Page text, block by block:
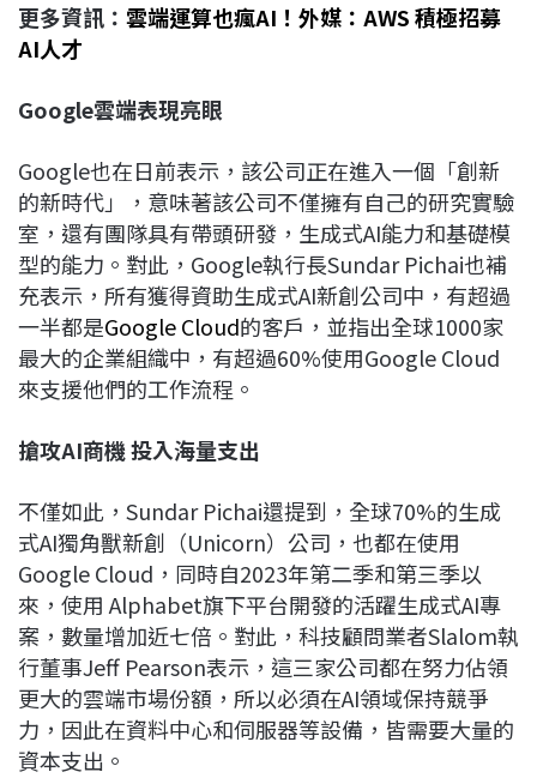
更多資訊： 雲端運算也瘋AI！外媒：AWS 積極招募
AI人才
Google雲端表現亮眼
Google也在日前表示，該公司正在進入一個「創新
的新時代」，意味著該公司不僅擁有自己的研究實驗
室，還有團隊具有帶頭研發，生成式AI能力和基礎模
型的能力。對此，Google執行長Sundar Pichai也補
充表示，所有獲得資助生成式AI新創公司中，有超過
一半都是Google Cloud的客戶，並指出全球1000家
最大的企業組織中，有超過60%使用Google Cloud
來支援他們的工作流程。
搶攻AI商機投入海量支出
不僅如此，Sundar Pichai還提到，全球70%的生成
式AI獨角獸新創（Unicorn）公司，也都在使用
Google Cloud，同時自2023年第二季和第三季以
來，使用 Alphabet旗下平台開發的活躍生成式AI專
案，數量增加近七倍。對此，科技顧問業者Slalom執
行董事Jeff Pearson表示，這三家公司都在努力佔領
更大的雲端市場份額，所以必須在AI領域保持競爭
力，因此在資料中心和伺服器等設備，皆需要大量的
資本支出。